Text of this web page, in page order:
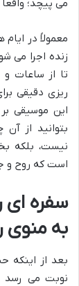
می پیچد؛
معمولاً در
زنده اجرا می
تا از ساعات
ریزی دقیقی
این موسیقی
بتوانید از
نیست، بلکه
است که روح و
سفره ای
به منوی
بعد از اینکه
نوبت می رسد